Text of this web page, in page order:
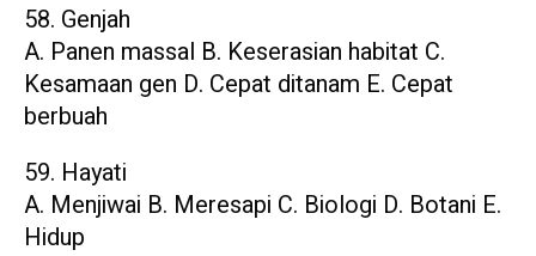
58. Genjah
A. Panen massal B. Keserasian habitat C.
Kesamaan gen D. Cepat ditanam E. Cepat
berbuah
59. Hayati
A. Menjiwai B. Meresapi C. Biologi D. Botani E.
Hidup